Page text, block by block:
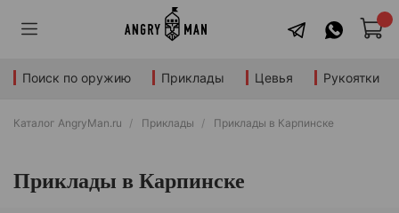
Поиск по оружию Приклады Цевья Рукоятки
Каталог AngryMan.ru Приклады Приклады в Карпинске
Приклады в Карпинске